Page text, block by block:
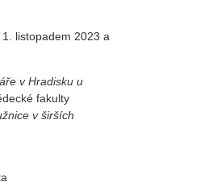
listopadem 2023 a
v Hradisku u
fakulty
v širších